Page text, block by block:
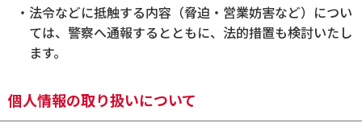
法令などに抵触する内容（脅迫・営業妨害など）につい
ては、警察へ通報するとともに、法的措置も検討いたし
ます。
個人情報の取り扱いについて